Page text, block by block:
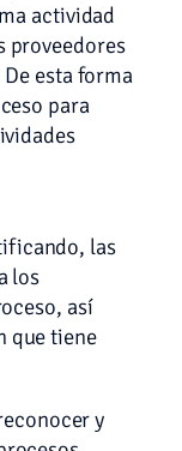
actividad
proveedores
esta forma
para
las
los
así
que tiene
y